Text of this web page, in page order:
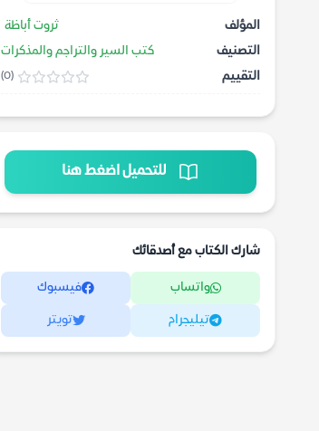
المؤلف
ثروت أباظة
التصنيف
كتب السير والتراجم والمذكرات
التقييم
(0)
للتحميل اضغط هنا
شارك الكتاب مع أصدقائك
واتساب فيسبوك
تيليجرام تويتر